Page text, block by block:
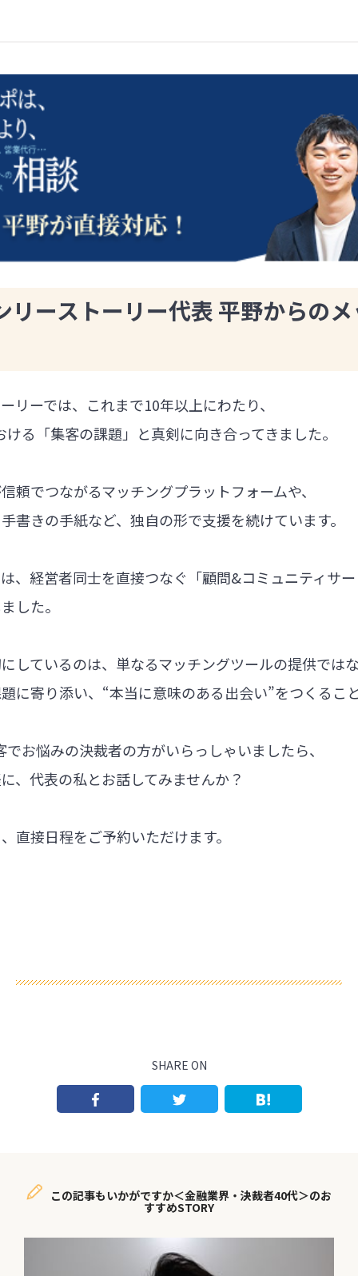
リーストーリー代表 平野からの
リーでは、これまで10年以上にわたり、
る「集客の課題」と真剣に向き合ってきました。
頼でつながるマッチングプラットフォームや、
書きの手紙など、独自の形で支援を続けています。
、経営者同士を直接つなぐ「顧問&コミュニティサ
した。
しているのは、単なるマッチングツールの提供では
に寄り添い、“本当に意味のある出会い”をつくるこ
お悩みの決裁者の方がいらっしゃいましたら、
、代表の私とお話してみませんか？
直接日程をご予約いただけます。
SHARE ON
この記事もいかがですか＜金融業界・決裁者40代＞のお
すすめSTORY